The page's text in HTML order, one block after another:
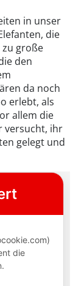
in unser
die
zu große
den
da noch
erlebt, als
allem die
versucht, ihr
gelegt und